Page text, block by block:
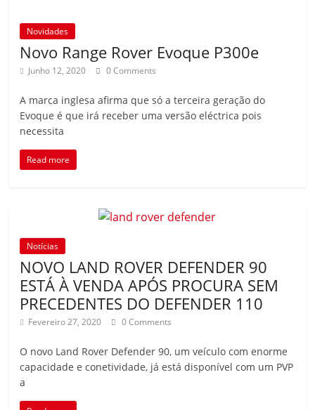
Novidades
Novo Range Rover Evoque P300e
Junho 12, 2020 0 Comments
A marca inglesa afirma que só a terceira geração do
Evoque é que irá receber uma versão eléctrica pois
necessita
Read more
Notícias
NOVO LAND ROVER DEFENDER 90
ESTÁ À VENDA APÓS PROCURA SEM
PRECEDENTES DO DEFENDER 110
Fevereiro 27, 2020 0 Comments
O novo Land Rover Defender 90, um veículo com enorme
capacidade e conetividade, já está disponível com um PVP
a